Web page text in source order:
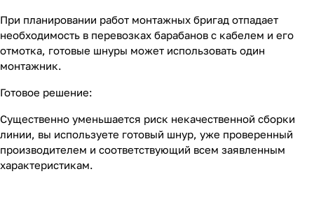
При планировании работ монтажных бригад отпадает
необходимость в перевозках барабанов с кабелем и его
отмотка, готовые шнуры может использовать один
монтажник.
Готовое решение:
Существенно уменьшается риск некачественной сборки
линии, вы используете готовый шнур, уже проверенный
производителем и соответствующий всем заявленным
характеристикам.